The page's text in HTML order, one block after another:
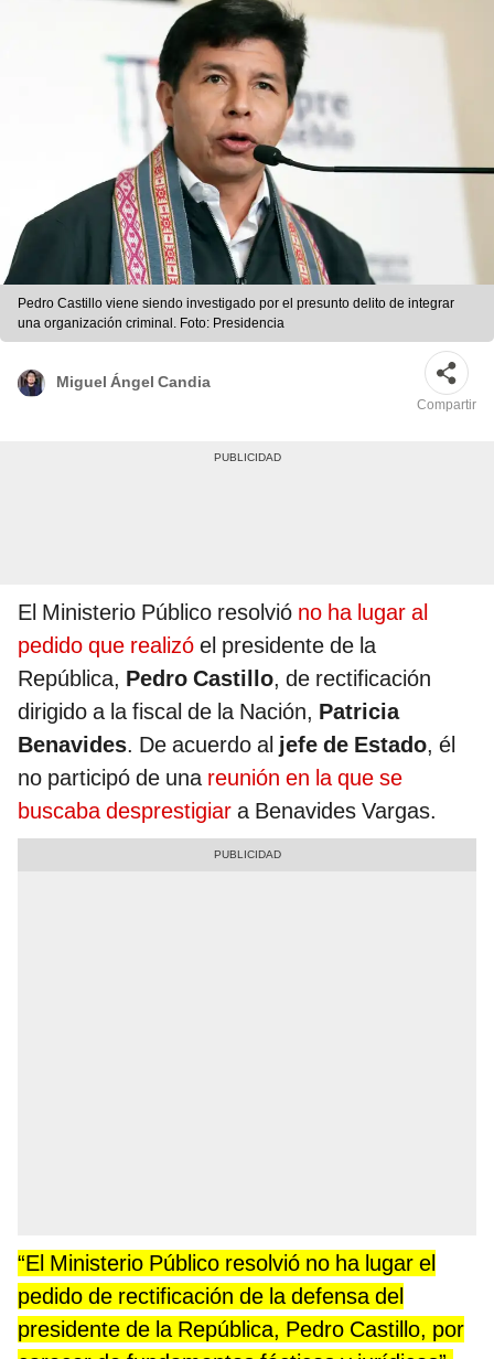
Pedro Castillo viene siendo investigado por el presunto delito de integrar
una organización criminal. Foto: Presidencia
Miguel Ángel Candia
Compartir
El Ministerio Público resolvió no ha lugar al
pedido que realizó el presidente de la
República, Pedro Castillo, de rectificación
dirigido a la fiscal de la Nación, Patricia
Benavides. De acuerdo al jefe de Estado, él
no participó de una reunión en la que se
buscaba desprestigiar a Benavides Vargas.
“El Ministerio Público resolvió no ha lugar el
pedido de rectificación de la defensa del
presidente de la República, Pedro Castillo, por